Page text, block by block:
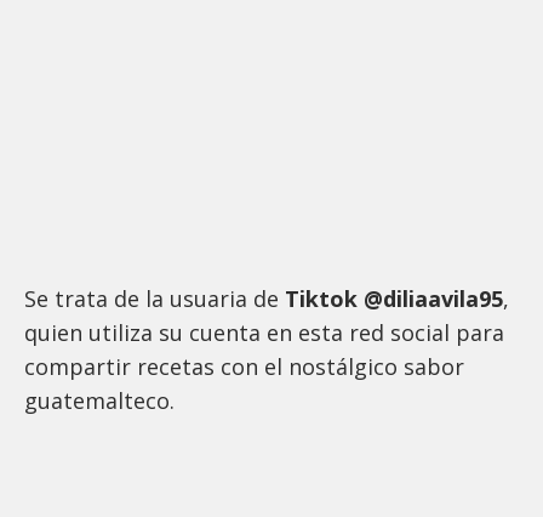
Se trata de la usuaria de Tiktok @diliaavila95,
quien utiliza su cuenta en esta red social para
compartir recetas con el nostálgico sabor
guatemalteco.